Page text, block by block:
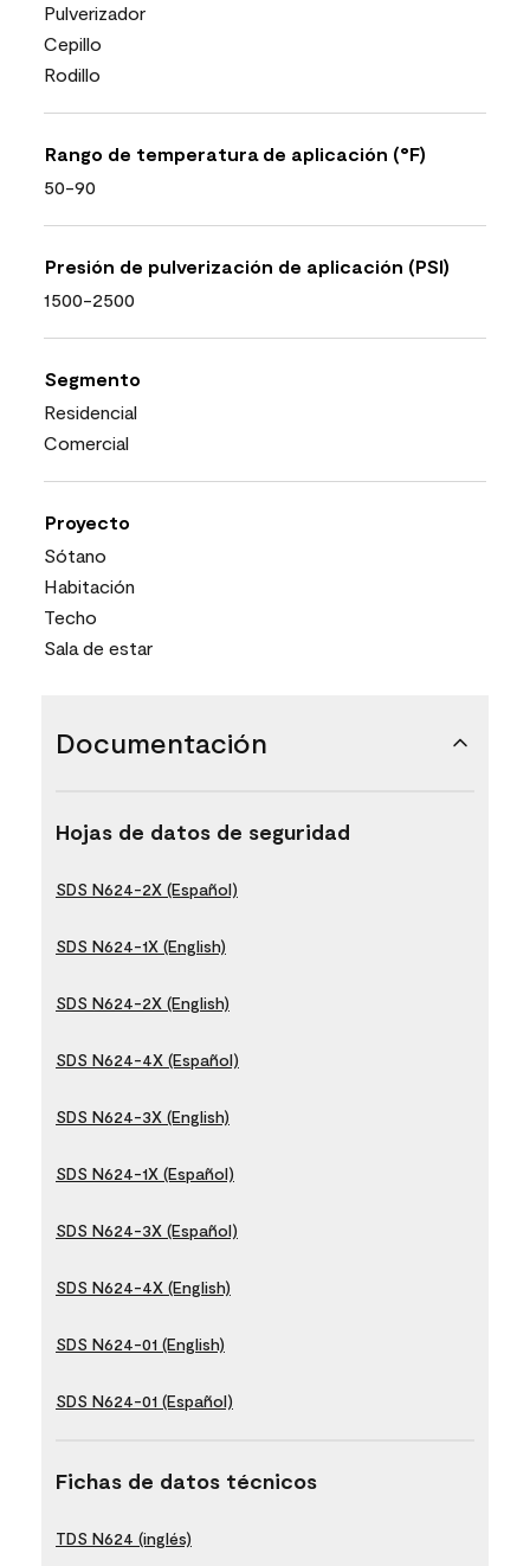
Pulverizador
Cepillo
Rodillo
Rango de temperatura de aplicación (°F)
50-90
Presión de pulverización de aplicación (PSI)
1500-2500
Segmento
Residencial
Comercial
Proyecto
Sótano
Habitación
Techo
Sala de estar
Documentación
Hojas de datos de seguridad
SDS N624-2X (Español)
SDS N624-1X (English)
SDS N624-2X (English)
SDS N624-4X (Español)
SDS N624-3X (English)
SDS N624-1X (Español)
SDS N624-3X (Español)
SDS N624-4X (English)
SDS N624-01 (English)
SDS N624-01 (Español)
Fichas de datos técnicos
TDS N624 (inglés)